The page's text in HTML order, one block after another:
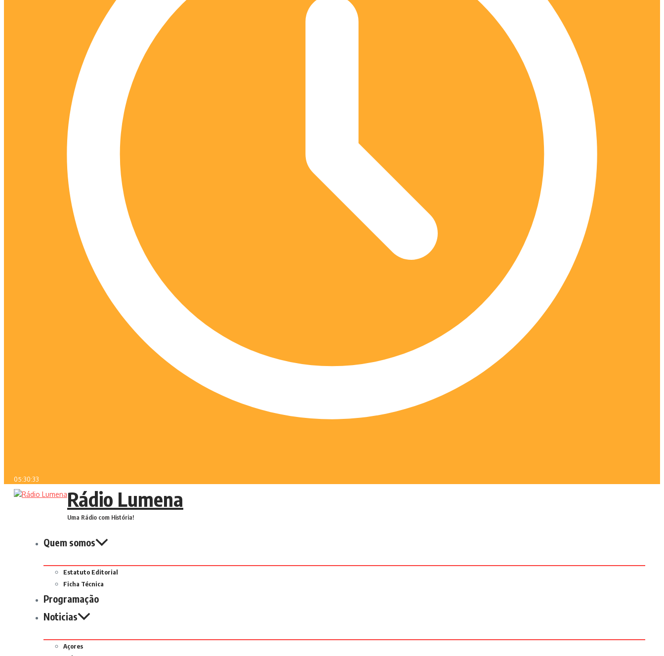
05:30:33
Rádio Lumena
Uma Rádio com História!
Quem somos
Estatuto Editorial
Ficha Técnica
Programação
Noticias
Açores